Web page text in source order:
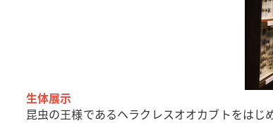
生体展示
昆虫の王様であるヘラクレスオオカブトをは